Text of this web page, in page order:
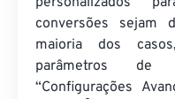
conversões sejam
maioria dos
parâmetros de
“Configurações